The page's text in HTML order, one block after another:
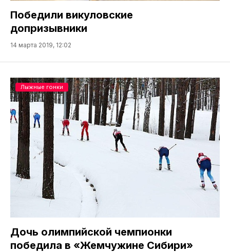
Победили викуловские
допризывники
14 марта 2019, 12:02
Дочь олимпийской чемпионки
победила в «Жемчужине Сибири»
Лыжные гонки